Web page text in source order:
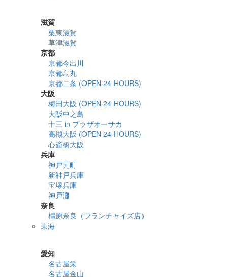
滋賀
栗東滋賀
草津滋賀
京都
京都今出川
京都烏丸
京都二条 (OPEN 24 HOURS)
大阪
梅田大阪 (OPEN 24 HOURS)
大阪中之島
十三 in プラザオーサカ
高槻大阪 (OPEN 24 HOURS)
心斎橋大阪
兵庫
神戸元町
新神戸兵庫
宝塚兵庫
神戸灘
奈良
橿原奈良（フランチャイズ店）
東海
愛知
名古屋栄
名古屋金山